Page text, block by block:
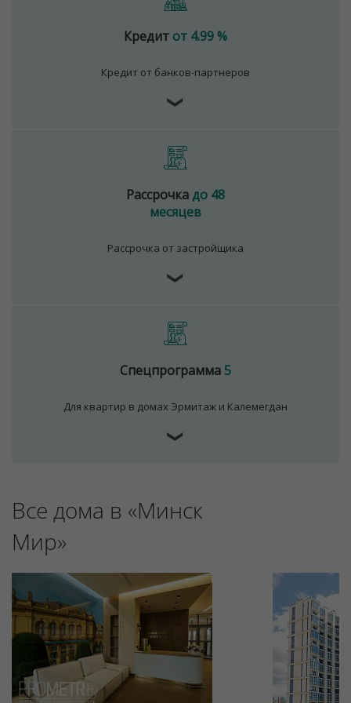
Договор на оказание риэлтерских услуг № 447/6, от
Кредит от 4.99 %
Кредит от банков-партнеров
❯
Рассрочкадо 48
месяцев
Рассрочка от застройщика
❯
Спецпрограмма5
Для квартир в домах Эрмитаж и Калемегдан
❯
Все дома в «Минск
Мир»